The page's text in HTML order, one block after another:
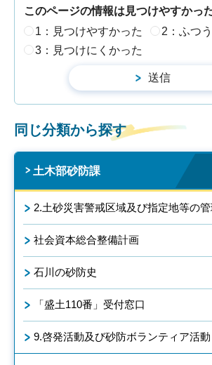
このページの情報は見つけやすかっ
1：見つけやすかった
2：ふつう
3：見つけにくかった
同じ分類から探す
土木部砂防課
2.土砂災害警戒区域及び指定地等の管
社会資本総合整備計画
石川の砂防史
「盛土110番」受付窓口
9.啓発活動及び砂防ボランティア活動